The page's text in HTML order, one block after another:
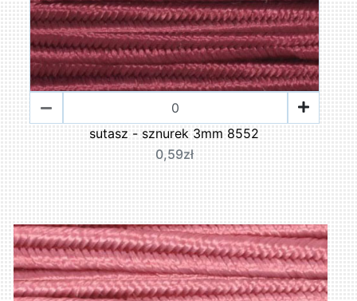
sutasz - sznurek 3mm 8552
0,59zł